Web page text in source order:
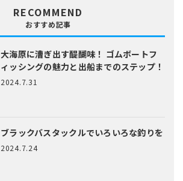
RECOMMEND
おすすめ記事
大海原に漕ぎ出す醍醐味！ ゴムボートフ
ィッシングの魅力と出船までのステップ！
2024.7.31
ブラックバスタックルでいろいろな釣りを
2024.7.24